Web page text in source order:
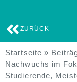
ZURÜCK
Startseite »
Nachwuchs im
Studierende,